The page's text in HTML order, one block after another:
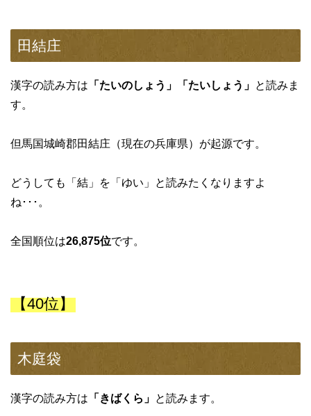
田結庄
漢字の読み方は 「たいのしょう」「たいしょう」 と読みま
す。
但馬国城崎郡田結庄（現在の兵庫県）が起源です。
どうしても「結」を「ゆい」と読みたくなりますよ
ね･･･。
全国順位は26,875位です。
【40位】
木庭袋
漢字の読み方は 「きばくら」 と読みます。